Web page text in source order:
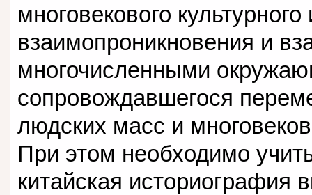
многовекового
взаимопроникновения и
многочисленными
сопровождавшегося
людских масс и
При этом необходимо
китайская историография